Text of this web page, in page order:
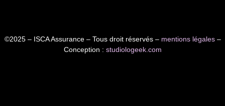
©2025 – ISCA Assurance – Tous droit réservés – mentions légales–
Conception : studiologeek.com